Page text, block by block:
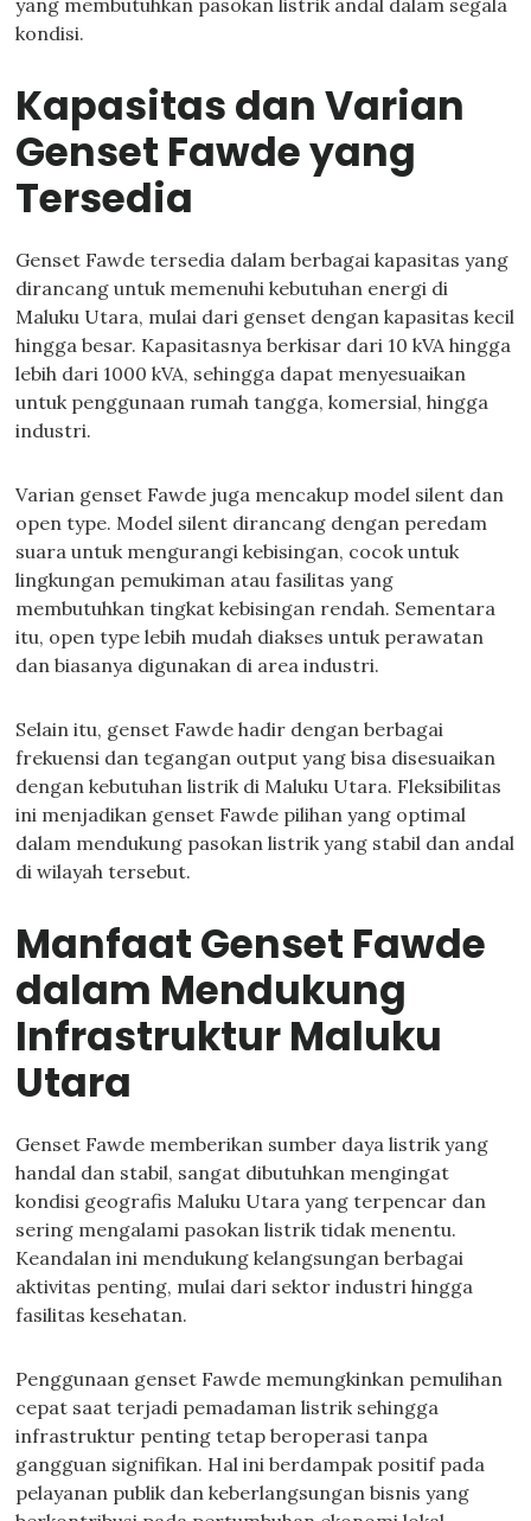
yang membutuhkan pasokan listrik andal dalam segala
kondisi.
Kapasitas dan Varian
Genset Fawde yang
Tersedia
Genset Fawde tersedia dalam berbagai kapasitas yang
dirancang untuk memenuhi kebutuhan energi di
Maluku Utara, mulai dari genset dengan kapasitas kecil
hingga besar. Kapasitasnya berkisar dari 10 kVA hingga
lebih dari 1000 kVA, sehingga dapat menyesuaikan
untuk penggunaan rumah tangga, komersial, hingga
industri.
Varian genset Fawde juga mencakup model silent dan
open type. Model silent dirancang dengan peredam
suara untuk mengurangi kebisingan, cocok untuk
lingkungan pemukiman atau fasilitas yang
membutuhkan tingkat kebisingan rendah. Sementara
itu, open type lebih mudah diakses untuk perawatan
dan biasanya digunakan di area industri.
Selain itu, genset Fawde hadir dengan berbagai
frekuensi dan tegangan output yang bisa disesuaikan
dengan kebutuhan listrik di Maluku Utara. Fleksibilitas
ini menjadikan genset Fawde pilihan yang optimal
dalam mendukung pasokan listrik yang stabil dan andal
di wilayah tersebut.
Manfaat Genset Fawde
dalam Mendukung
Infrastruktur Maluku
Utara
Genset Fawde memberikan sumber daya listrik yang
handal dan stabil, sangat dibutuhkan mengingat
kondisi geografis Maluku Utara yang terpencar dan
sering mengalami pasokan listrik tidak menentu.
Keandalan ini mendukung kelangsungan berbagai
aktivitas penting, mulai dari sektor industri hingga
fasilitas kesehatan.
Penggunaan genset Fawde memungkinkan pemulihan
cepat saat terjadi pemadaman listrik sehingga
infrastruktur penting tetap beroperasi tanpa
gangguan signifikan. Hal ini berdampak positif pada
pelayanan publik dan keberlangsungan bisnis yang